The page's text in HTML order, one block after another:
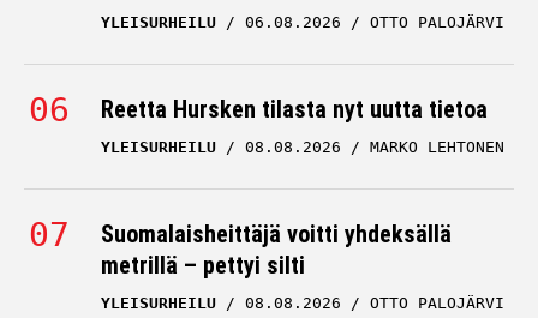
YLEISURHEILU 06.08.2026 OTTO PALOJÄRVI
Reetta Hursken tilasta nyt uutta tietoa
YLEISURHEILU 08.08.2026 MARKO LEHTONEN
Suomalaisheittäjä voitti yhdeksällä
metrillä – pettyi silti
YLEISURHEILU 08.08.2026 OTTO PALOJÄRVI